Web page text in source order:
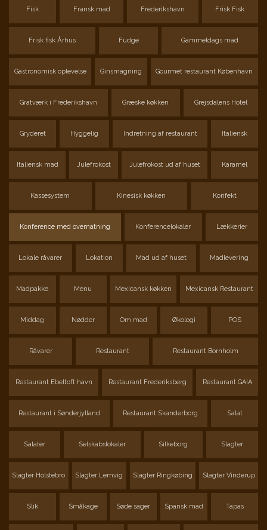
Fisk Fransk mad Frederikshavn Frisk Fisk
Frisk fisk Århus Fudge Gammeldags mad
Gastronomisk oplevelse Ginsmagning Gourmet restaurant København
Gratværk i Frederikshavn Græske køkken Grejsdalens Hotel
Gryderet Hyggelig Indretning af restaurant Italiensk
Italiensk mad Julefrokost Julefrokost ud af huset Karamel
Kassesystem Kinesisk køkken Konfekt
Konference med overnatning Konferencelokaler Lækkerier
Lokale råvarer Lokation Mad ud af huset Madlevering
Madpakke Menu Mexicansk køkken Mexicansk Restaurant
Middag Nødder Om mad Økologi POS
Råvarer Restaurant Restaurant Bornholm
Restaurant Ebeltoft havn Restaurant Frederiksberg Restaurant GAIA
Restaurant i Sønderjylland Restaurant Skanderborg Salat
Salater Selskabslokaler Silkeborg Slagter
Slagter Holstebro Slagter Lemvig Slagter Ringkøbing Slagter Vinderup
Slik Småkage Søde sager Spansk mad Tapas